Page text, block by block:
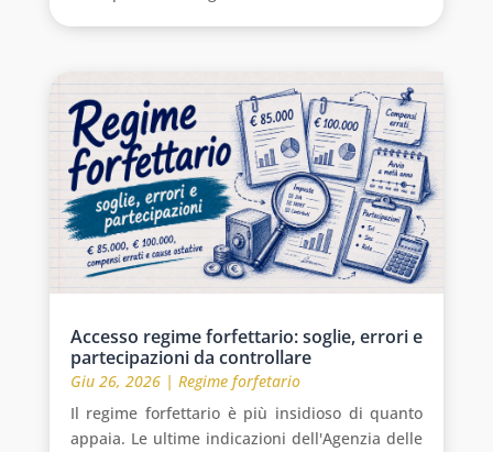
Accesso regime forfettario: soglie, errori e
partecipazioni da controllare
Giu 26, 2026| Regime forfetario
Il regime forfettario è più insidioso di quanto
appaia. Le ultime indicazioni dell'Agenzia delle